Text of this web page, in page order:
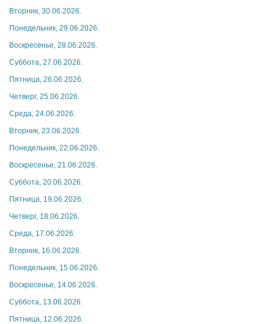
Вторник, 30.06.2026.
Понедельник, 29.06.2026.
Воскресенье, 28.06.2026.
Суббота, 27.06.2026.
Пятница, 26.06.2026.
Четверг, 25.06.2026.
Среда, 24.06.2026.
Вторник, 23.06.2026.
Понедельник, 22.06.2026.
Воскресенье, 21.06.2026.
Суббота, 20.06.2026.
Пятница, 19.06.2026.
Четверг, 18.06.2026.
Среда, 17.06.2026.
Вторник, 16.06.2026.
Понедельник, 15.06.2026.
Воскресенье, 14.06.2026.
Суббота, 13.06.2026.
Пятница, 12.06.2026.